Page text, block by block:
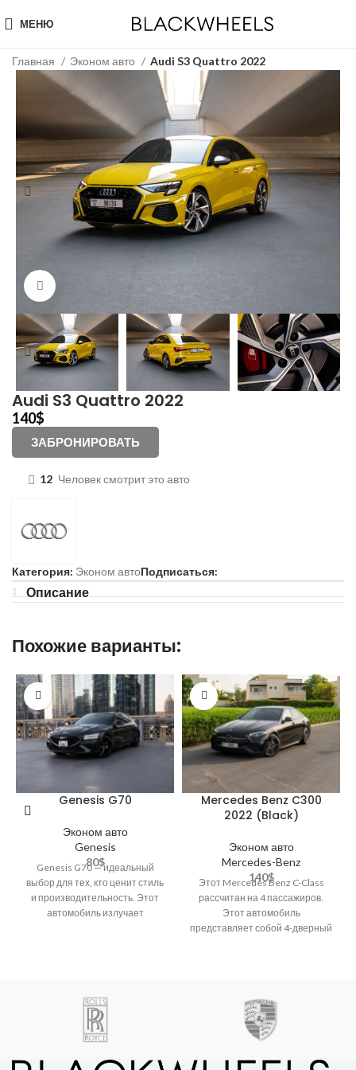
МЕНЮ
Главная Эконом авто Audi S3 Quattro 2022
Click to enlarge
Audi S3 Quattro 2022
140$
ЗАБРОНИРОВАТЬ
12 Человек смотрит это авто
Категория: Эконом автоПодписаться:
Описание
Похожие варианты:
Genesis G70
Эконом авто
Genesis
80$
Genesis G70 — идеальный
выбор для тех, кто ценит стиль
и производительность. Этот
автомобиль излучает
Mercedes Benz C300
2022 (Black)
Эконом авто
Mercedes-Benz
140$
Этот Mercedes Benz C-Class
рассчитан на 4 пассажиров.
Этот автомобиль
представляет собой 4-дверный